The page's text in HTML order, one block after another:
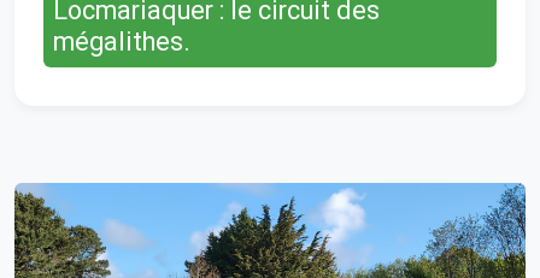
Locmariaquer : le circuit des
mégalithes.